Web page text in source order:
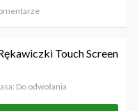
Touch Screen
Do odwołania